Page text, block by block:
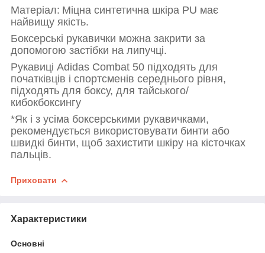
Матеріал: Міцна синтетична шкіра PU має
найвищу якість.
Боксерські рукавички можна закрити за
допомогою застібки на липучці.
Рукавиці Adidas Combat 50 підходять для
початківців і спортсменів середнього рівня,
підходять для боксу, для тайського/
кибокбоксингу
*Як і з усіма боксерськими рукавичками,
рекомендується використовувати бинти або
швидкі бинти, щоб захистити шкіру на кісточках
пальців.
Приховати
Характеристики
Основні